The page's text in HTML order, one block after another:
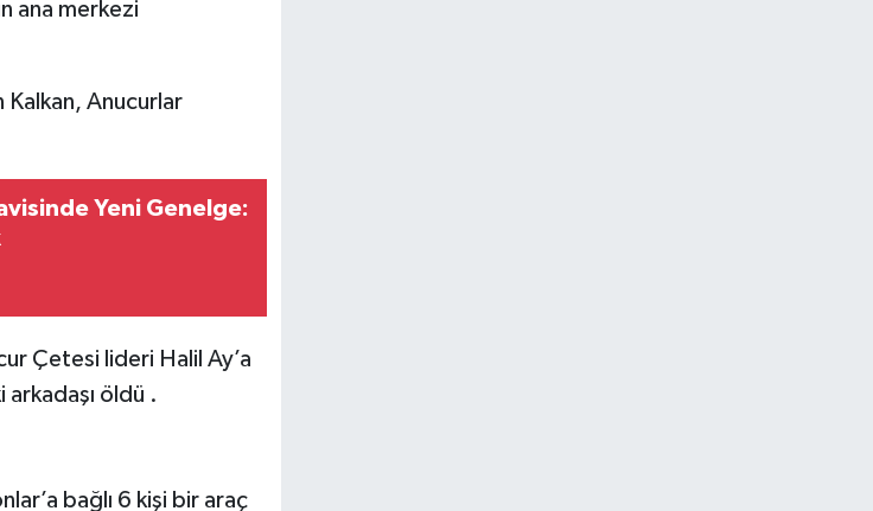
ana merkezi
Anucurlar
Yeni Genelge:
Çetesi lideri Halil Ay’a
öldü .
bağlı 6 kişi bir araç